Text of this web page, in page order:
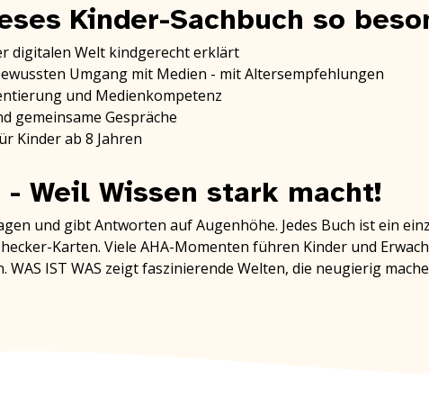
Kinder-Sachbuch so
digitalen Welt kindgerecht erklärt
Umgang mit Medien - mit Altersempfehlungen
und Medienkompetenz
gemeinsame Gespräche
Kinder ab 8 Jahren
- Weil Wissen stark macht!
und gibt Antworten auf Augenhöhe. Jedes Buch ist ein
Karten. Viele AHA-Momenten führen Kinder und
WAS IST WAS zeigt faszinierende Welten, die neugierig